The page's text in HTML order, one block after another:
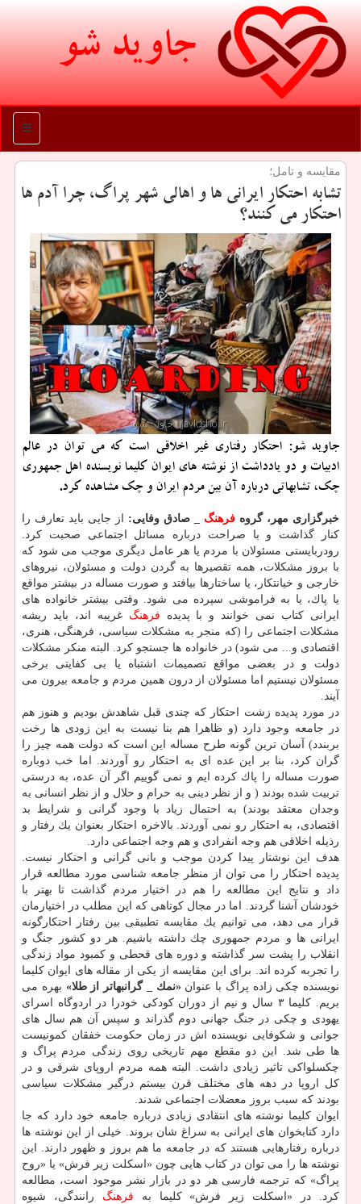
جاوید شو
منو
مقایسه و تامل؛
تشابه احتكار ایرانی ها و اهالی شهر پراگ، چرا آدم ها
احتكار می كنند؟
جاوید شو: احتكار رفتاری غیر اخلاقی است كه می توان در عالم
ادبیات و دو یادداشت از نوشته های ایوان كلیما نویسنده اهل جمهوری
چك، تشابهاتی درباره آن بین مردم ایران و چك مشاهده كرد.
خبرگزاری مهر، گروه فرهنگ _ صادق وفایی:
از جایی باید تعارف را
كنار گذاشت و با صراحت درباره مسائل اجتماعی صحبت كرد.
رودربایستی مسئولان با مردم یا هر عامل دیگری موجب می شود كه
با بروز مشكلات، همه تقصیرها به گردن دولت و مسئولان، نیروهای
خارجی و خیانتكار، یا ساختارها بیافتد و صورت مساله در بیشتر مواقع
یا پاك، یا به فراموشی سپرده می شود. وقتی بیشتر خانواده های
ایرانی كتاب نمی خوانند و با پدیده فرهنگ غریبه اند، باید ریشه
مشكلات اجتماعی را (كه منجر به مشكلات سیاسی، فرهنگی، هنری،
اقتصادی و... می شود) در خانواده ها جستجو كرد. البته منكر مشكلات
دولت و در بعضی مواقع تصمیمات اشتباه یا بی كفایتی برخی
مسئولان نیستیم اما مسئولان از درون همین مردم و جامعه بیرون می
آیند.
در مورد پدیده زشت احتكار كه چندی قبل شاهدش بودیم و هنوز هم
در جامعه وجود دارد (و ظاهرا هم بنا نیست به این زودی ها رخت
بربندد) آسان ترین گونه طرح مساله این است كه دولت همه چیز را
گران كرد، بنا بر این عده ای به احتكار رو آوردند. اما خب دوباره
صورت مساله را پاك كرده ایم و نمی گوییم اگر آن عده، به درستی
تربیت شده بودند ( و از نظر دینی به حرام و حلال و از نظر انسانی به
وجدان معتقد بودند) به احتمال زیاد با وجود گرانی و شرایط بد
اقتصادی، به احتكار رو نمی آوردند. بالاخره احتكار بعنوان یك رفتار و
رذیله اخلاقی هم وجه انفرادی و هم وجه اجتماعی دارد.
هدف این نوشتار پیدا كردن موجب و بانی گرانی و احتكار نیست.
پدیده احتكار را می توان از منظر جامعه شناسی مورد مطالعه قرار
داد و نتایج این مطالعه را هم در اختیار مردم گذاشت تا بهتر با
خودشان آشنا گردند. اما در مجال كوتاهی كه این مطلب در اختیارمان
قرار می دهد، می توانیم یك مقایسه تطبیقی بین رفتار احتكارگونه
ایرانی ها و مردم جمهوری چك داشته باشیم. هر دو كشور جنگ و
انقلاب را پشت سر گذاشته و دوره های قحطی و كمبود مواد زندگی
را تجربه كرده اند. برای این مقایسه از یكی از مقاله های ایوان كلیما
نویسنده چكی زاده پراگ با عنوان«نمك _ گرانبهاتر از طلا» بهره می
بریم. كلیما ۳ سال و نیم از دوران كودكی خودرا در اردوگاه اسرای
یهودی و چكی در جنگ جهانی دوم گذراند و سپس آن هم سال های
جوانی و شكوفایی نویسنده اش در زمان حكومت خفقان كمونیست
ها طی شد. این دو مقطع مهم تاریخی روی زندگی مردم پراگ و
چكسلواكی تاثیر زیادی داشت. البته همه مردم اروپای شرقی و در
كل اروپا در دهه های مختلف قرن بیستم درگیر مشكلات سیاسی
بودند كه سبب بروز معضلات اجتماعی شدند.
ایوان كلیما نوشته های انتقادی زیادی درباره جامعه خود دارد كه جا
دارد كتابخوان های ایرانی به سراغ شان بروند. خیلی از این نوشته ها
درباره رفتارهایی هستند كه در جامعه ما هم بروز و ظهور دارند. این
نوشته ها را می توان در كتاب هایی چون «اسكلت زیر فرش» یا «روح
پراگ» كه ترجمه فارسی هر دو در بازار نشر موجود است، مطالعه
كرد. در «اسكلت زیر فرش» كلیما به فرهنگ رانندگی، شیوه